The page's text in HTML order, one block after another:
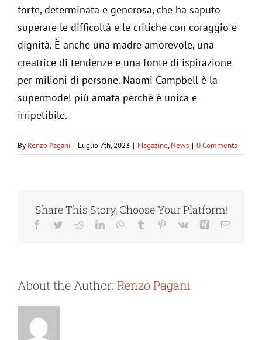
forte, determinata e generosa, che ha saputo
superare le difficoltà e le critiche con coraggio e
dignità. È anche una madre amorevole, una
creatrice di tendenze e una fonte di ispirazione
per milioni di persone. Naomi Campbell è la
supermodel più amata perché è unica e
irripetibile.
By Renzo Pagani | Luglio 7th, 2023 | Magazine,News | 0 Comments
Share This Story, Choose Your Platform!
Facebook
TwitterRedditLinkedInWhatsApp
Tumblr Pinterest
Vk Xing Email
About the Author: Renzo Pagani